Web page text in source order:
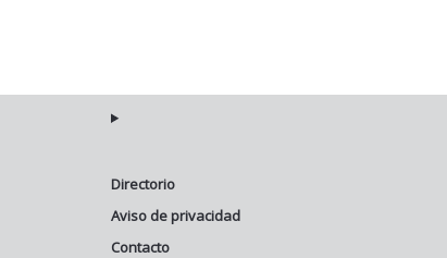
Directorio
Aviso de privacidad
Contacto